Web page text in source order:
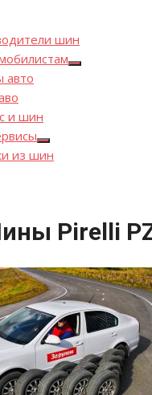
шин
Показывать
авто
и шин
Показывать
подменю
из шин
Pirelli